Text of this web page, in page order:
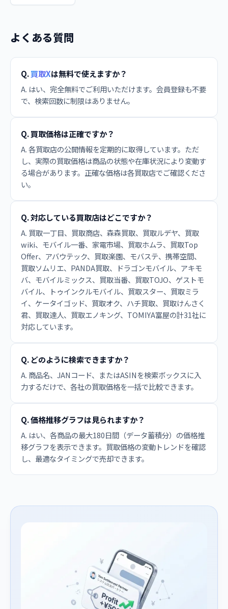
よくある質問
Q.買取Xは無料で使えますか？
A. はい、完全無料でご利用いただけます。会員登録も不要
で、検索回数に制限はありません。
Q. 買取価格は正確ですか？
A. 各買取店の公開情報を定期的に取得しています。ただ
し、実際の買取価格は商品の状態や在庫状況により変動す
る場合があります。正確な価格は各買取店でご確認くださ
い。
Q. 対応している買取店はどこですか？
A. 買取一丁目、買取商店、森森買取、買取ルデヤ、買取
wiki、モバイル一番、家電市場、買取ホムラ、買取Top
Offer、アバウテック、買取楽園、モバステ、携帯空間、
買取ソムリエ、PANDA買取、ドラゴンモバイル、アキモ
バ、モバイルミックス、買取当番、買取TOJO、ゲストモ
バイル、トゥインクルモバイル、買取スター、買取ミラ
イ、ケータイゴッド、買取オク、ハチ買取、買取けんさく
君、買取達人、買取エノキング、TOMIYA富屋の計31社に
対応しています。
Q. どのように検索できますか？
A. 商品名、JANコード、またはASINを検索ボックスに入
力するだけで、各社の買取価格を一括で比較できます。
Q. 価格推移グラフは見られますか？
A. はい、各商品の最大180日間（データ蓄積分）の価格推
移グラフを表示できます。買取価格の変動トレンドを確認
し、最適なタイミングで売却できます。